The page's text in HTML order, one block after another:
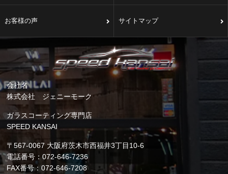
お客様の声 サイトマップ
会社名
株式会社 ジェニーモーク
ガラスコーティング専門店
SPEED KANSAI
〒567-0067 大阪府茨木市西福井3丁目10-6
電話番号：072-646-7236
FAX番号：072-646-7208